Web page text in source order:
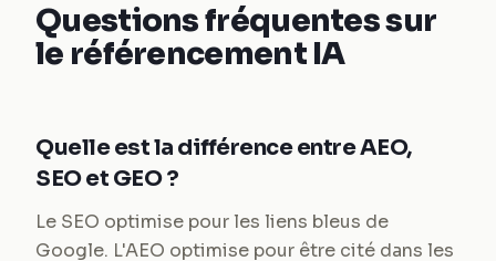
Questions fréquentes sur
le référencement IA
Quelle est la différence entre AEO,
SEO et GEO ?
Le SEO optimise pour les liens bleus de
Google. L'AEO optimise pour être cité dans les